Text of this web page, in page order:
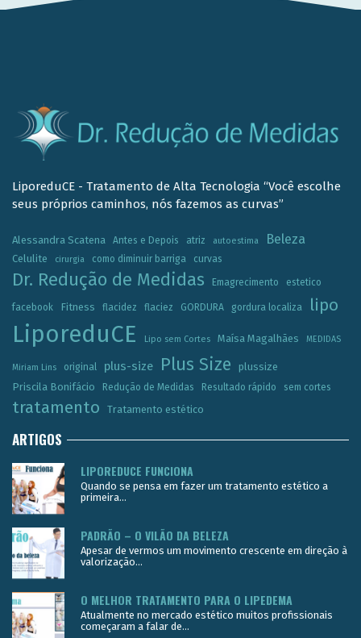
LiporeduCE - Tratamento de Alta Tecnologia “Você escolhe
seus próprios caminhos, nós fazemos as curvas”
Alessandra Scatena Antes e Depois atriz autoestima Beleza
Celulite cirurgia como diminuir barriga curvas
Dr. Redução de Medidas Emagrecimento estetico
facebook Fitness flacidez flaciez GORDURA gordura localiza lipo
LiporeduCE Lipo sem Cortes Maísa Magalhães MEDIDAS
Miriam Lins original plus-size Plus Size
plussize
Priscila Bonifácio
Redução de Medidas Resultado rápido sem cortes
tratamento Tratamento estético
ARTIGOS
LIPOREDUCE FUNCIONA
Quando se pensa em fazer um tratamento estético a
primeira...
PADRÃO – O VILÃO DA BELEZA
Apesar de vermos um movimento crescente em direção à
valorização...
O MELHOR TRATAMENTO PARA O LIPEDEMA
Atualmente no mercado estético muitos profissionais
começaram a falar de...